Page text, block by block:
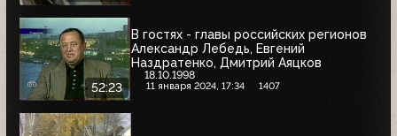
52:23
В гостях - главы российских регионов
Александр Лебедь, Евгений
Наздратенко, Дмитрий Аяцков
18.10.1998
11 января 2024, 17:34 1407